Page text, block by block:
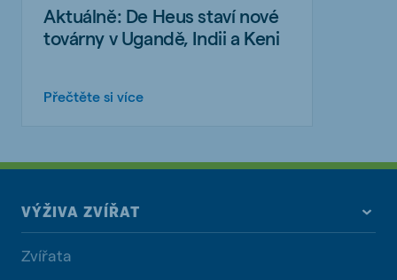
Aktuálně: De Heus staví nové
továrny v Ugandě, Indii a Keni
Přečtěte si více
VÝŽIVA ZVÍŘAT
Zvířata